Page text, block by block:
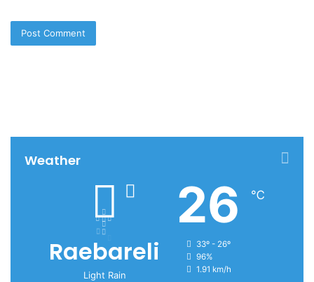
Weather
Raebareli
Light Rain
26 ℃
33º - 26º
96%
1.91 km/h